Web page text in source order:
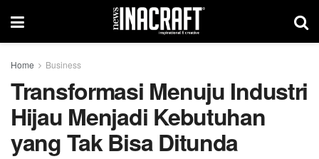
Home Business
Transformasi Menuju Industri
Hijau Menjadi Kebutuhan
yang Tak Bisa Ditunda